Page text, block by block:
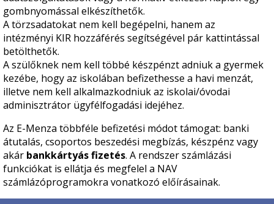
gombnyomással elkészíthetők.
A törzsadatokat nem kell begépelni, hanem az
intézményi KIR hozzáférés segítségével pár kattintással
betölthetők.
A szülőknek nem kell többé készpénzt adniuk a gyermek
kezébe, hogy az iskolában befizethesse a havi menzát,
illetve nem kell alkalmazkodniuk az iskolai/óvodai
adminisztrátor ügyfélfogadási idejéhez.
Az E-Menza többféle befizetési módot támogat: banki
átutalás, csoportos beszedési megbízás, készpénz vagy
akár bankkártyás fizetés. A rendszer számlázási
funkciókat is ellátja és megfelel a NAV
számlázóprogramokra vonatkozó előírásainak.